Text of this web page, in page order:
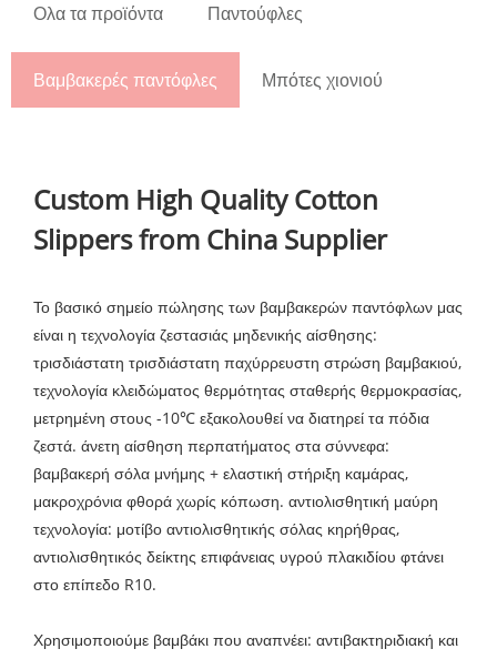
Ολα τα προϊόντα Παντούφλες
Βαμβακερές παντόφλες Μπότες χιονιού
Custom High Quality Cotton
Slippers from China Supplier
Το βασικό σημείο πώλησης των βαμβακερών παντόφλων μας
είναι η τεχνολογία ζεστασιάς μηδενικής αίσθησης:
τρισδιάστατη τρισδιάστατη παχύρρευστη στρώση βαμβακιού,
τεχνολογία κλειδώματος θερμότητας σταθερής θερμοκρασίας,
μετρημένη στους -10℃ εξακολουθεί να διατηρεί τα πόδια
ζεστά. άνετη αίσθηση περπατήματος στα σύννεφα:
βαμβακερή σόλα μνήμης + ελαστική στήριξη καμάρας,
μακροχρόνια φθορά χωρίς κόπωση. αντιολισθητική μαύρη
τεχνολογία: μοτίβο αντιολισθητικής σόλας κηρήθρας,
αντιολισθητικός δείκτης επιφάνειας υγρού πλακιδίου φτάνει
στο επίπεδο R10.
Χρησιμοποιούμε βαμβάκι που αναπνέει: αντιβακτηριδιακή και